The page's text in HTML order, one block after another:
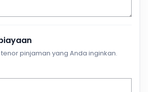
tenor pinjaman yang Anda inginkan.